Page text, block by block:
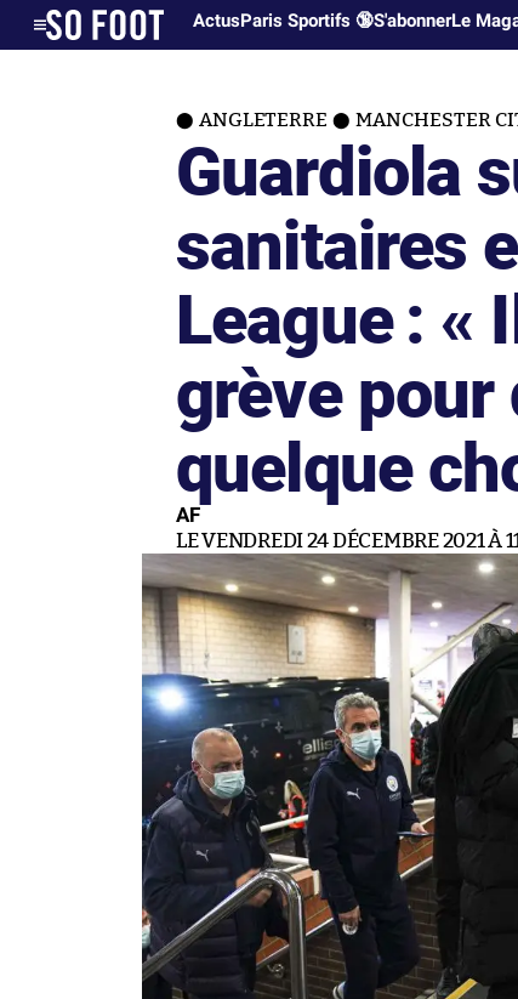
ActusParis Sportifs 🔞S'abonnerLe
ANGLETERRE MANCHESTER
Guardiola
sanitaires
League : «
grève pour
quelque
AF
LE VENDREDI 24 DÉCEMBRE 2021 À